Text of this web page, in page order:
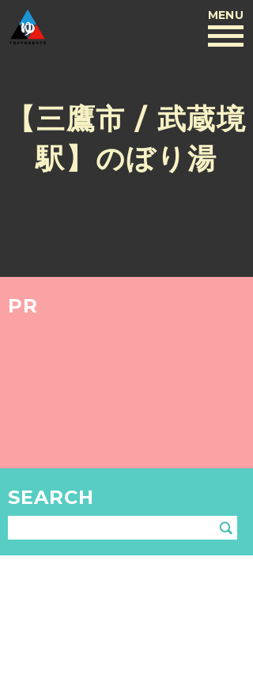
【三鷹市 / 武蔵境
駅】のぼり湯
MENU
BACK
PR
SEARCH